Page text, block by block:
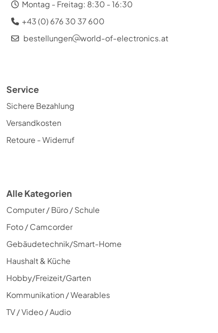
Montag - Freitag: 8:30 - 16:30
+43 (0) 676 30 37 600
bestellungen
world-of-electronics.at
Service
Sichere Bezahlung
Versandkosten
Retoure - Widerruf
Alle Kategorien
Computer / Büro / Schule
Foto / Camcorder
Gebäudetechnik/Smart-Home
Haushalt & Küche
Hobby/Freizeit/Garten
Kommunikation / Wearables
TV / Video / Audio